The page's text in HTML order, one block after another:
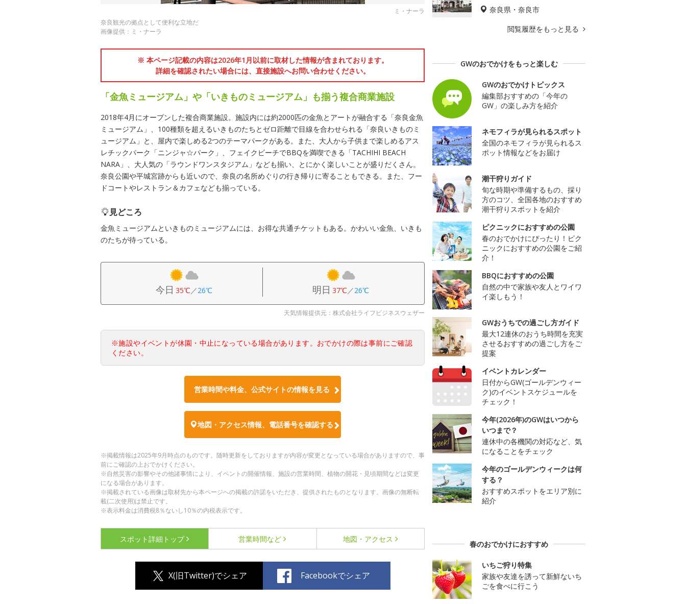
ミ・ナーラ
奈良観光の拠点として便利な立地だ
画像提供：ミ・ナーラ
※ 本ページ記載の内容は2026年1月以前に取材した情報が含まれております。
詳細を確認されたい場合には、直接施設へお問い合わせください。
「金魚ミュージアム」や「いきものミュージアム」も揃う複合商業施設
2018年4月にオープンした複合商業施設。施設内には約2000匹の金魚とアートが融合する「奈良金魚
ミュージアム」、100種類を超えるいきものたちとゼロ距離で目線を合わせられる「奈良いきものミ
ュージアム」と、屋内で楽しめる2つのテーマパークがある。また、大人から子供まで楽しめるアス
レチックパーク「ニンジャ☆パーク」、フェイクビーチでBBQを満喫できる「TACHIHI BEACH
NARA」、大人気の「ラウンドワンスタジアム」なども揃い、とにかく楽しいことが盛りだくさん。
奈良公園や平城宮跡からも近いので、奈良の名所めぐりの行き帰りに寄ることもできる。また、フー
ドコートやレストラン＆カフェなども揃っている。
見どころ
金魚ミュージアムといきものミュージアムには、お得な共通チケットもある。かわいい金魚、いきも
のたちが待っている。
今日 35℃／26℃ 明日 37℃／26℃
天気情報提供元：株式会社ライフビジネスウェザー
※施設やイベントが休園・中止になっている場合があります。おでかけの際は事前にご確認
ください。
営業時間や料金、公式サイトの情報を見る
地図・アクセス情報、電話番号を確認する
※掲載情報は2025年9月時点のものです。随時更新をしておりますが内容が変更となっている場合がありますので、事
前にご確認の上おでかけください。
※自然災害の影響やその他諸事情により、イベントの開催情報、施設の営業時間、植物の開花・見頃期間などは変更
になる場合があります。
※掲載されている画像は取材先から本ページへの掲載の許諾をいただき、提供されたものとなります。画像の無断転
載(二次使用)は禁止です。
※表示料金は消費税8％ないし10％の内税表示です。
スポット詳細 トップ 営業時間など 地図・アクセス
X(旧Twitter)でシェア Facebookでシェア
奈良県・奈良市
閲覧履歴をもっと見る
GWのおでかけをもっと楽しむ
GWのおでかけトピックス
編集部おすすめの「今年の
GW」の楽しみ方を紹介
ネモフィラが見られるスポット
全国のネモフィラが見られるス
ポット情報などをお届け
潮干狩りガイド
旬な時期や準備するもの、採り
方のコツ、全国各地のおすすめ
潮干狩りスポットを紹介
ピクニックにおすすめの公園
春のおでかけにぴったり！ピク
ニックにおすすめの公園をご紹
介！
BBQにおすすめの公園
自然の中で家族や友人とワイワ
イ楽しもう！
GWおうちでの過ごし方ガイド
最大12連休のおうち時間を充実
させるおすすめの過ごし方をご
提案
イベントカレンダー
日付からGW(ゴールデンウィー
ク)のイベントスケジュールを
チェック！
今年(2026年)のGWはいつから
いつまで？
連休中の各機関の対応など、気
になることをチェック
今年のゴールデンウィークは何
する？
おすすめスポットをエリア別に
紹介
春のおでかけにおすすめ
いちご狩り特集
家族や友達を誘って新鮮ないち
ごを食べに行こう